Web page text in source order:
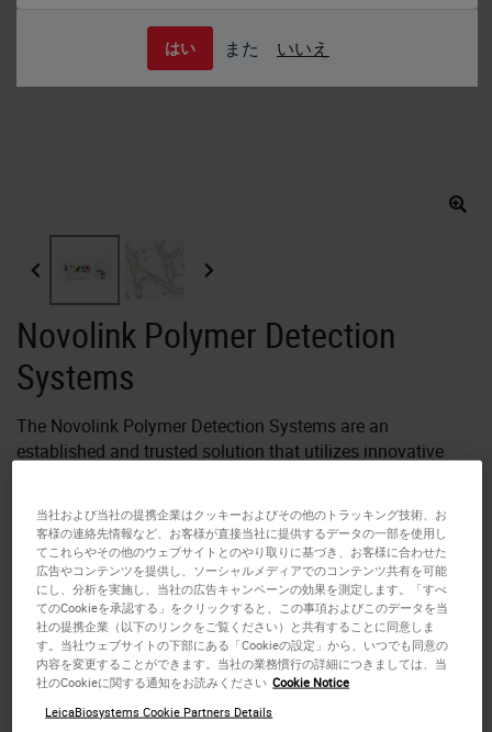
はい また いいえ
Novolink Polymer Detection
Systems
The Novolink Polymer Detection Systems are an
established and trusted solution that utilizes innovative
Streptavidin/Biotin detection systems.
Novolink Polymer Detection Systems contain pre-diluted
reagents in color-coded bottles for ease of use and ultimate
convenience.
These systems can be used to visualize mouse IgG, mouse
IgM, and rabbit IgG primary antibodies.
当社および当社の提携企業はクッキーおよびその他のトラッキング技術、お
客様の連絡先情報など、お客様が直接当社に提供するデータの一部を使用し
てこれらやその他のウェブサイトとのやり取りに基づき、お客様に合わせた
広告やコンテンツを提供し、ソーシャルメディアでのコンテンツ共有を可能
にし、分析を実施し、当社の広告キャンペーンの効果を測定します。「すべ
てのCookieを承認する」をクリックすると、この事項およびこのデータを当
社の提携企業（以下のリンクをご覧ください）と共有することに同意しま
す。当社ウェブサイトの下部にある「Cookieの設定」から、いつでも同意の
内容を変更することができます。当社の業務慣行の詳細につきましては、当
社のCookieに関する通知をお読みください Cookie Notice
LeicaBiosystems Cookie Partners Details